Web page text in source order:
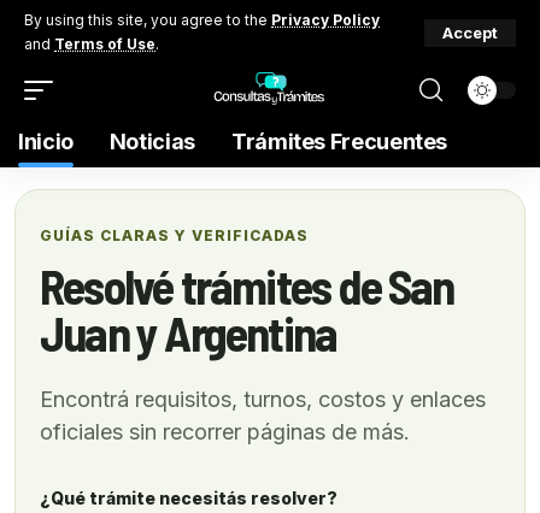
By using this site, you agree to the Privacy Policy
and Terms of Use.
Accept
Inicio Noticias Trámites Frecuentes
GUÍAS CLARAS Y VERIFICADAS
Resolvé trámites de San
Juan y Argentina
Encontrá requisitos, turnos, costos y enlaces
oficiales sin recorrer páginas de más.
¿Qué trámite necesitás resolver?